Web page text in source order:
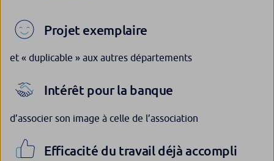
Projet exemplaire
et « duplicable » aux autres départements
Intérêt pour la banque
d’associer son image à celle de l’association
Efficacité du travail déjà accompli